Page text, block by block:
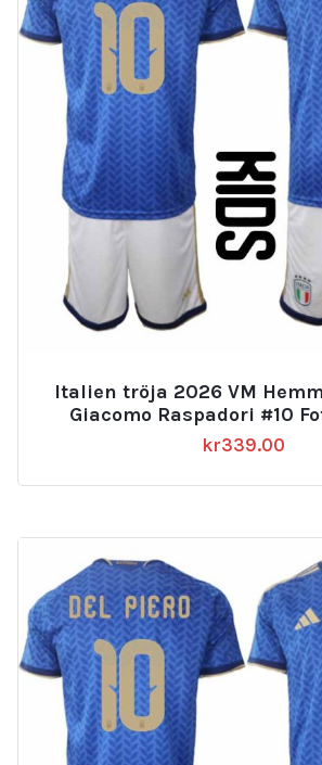
Italien tröja 2026 VM
Giacomo Raspadori #10
kr339.00